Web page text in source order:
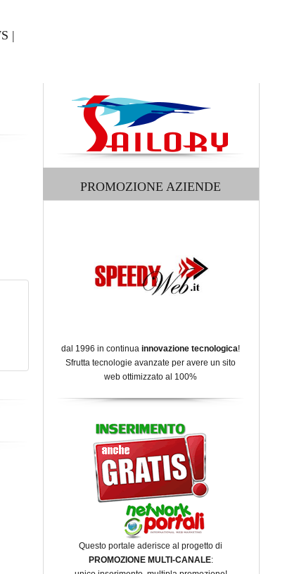
|
PROMOZIONE AZIENDE
dal 1996 in continua innovazione tecnologica!
Sfrutta tecnologie avanzate per avere un sito
web ottimizzato al 100%
Questo portale aderisce al progetto di
PROMOZIONE MULTI-CANALE: